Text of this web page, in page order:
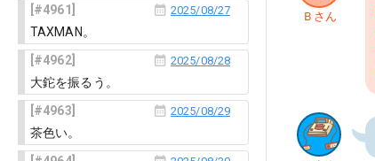
4961
2025/08/27
TAXMAN。
4962
2025/08/28
大鉈を振るう。
4963
2025/08/29
茶色い。
Ｂさん